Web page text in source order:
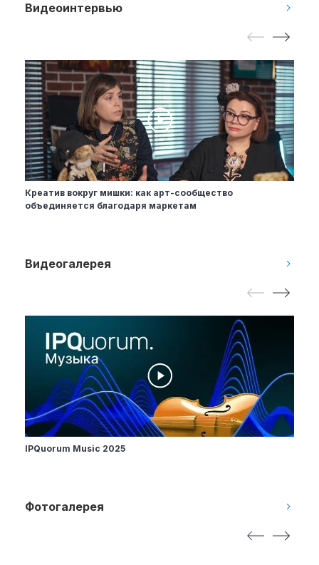
Видеоинтервью
Креатив вокруг мишки: как арт-сообщество
объединяется благодаря маркетам
Видеогалерея
IPQuorum Music 2025
Фотогалерея